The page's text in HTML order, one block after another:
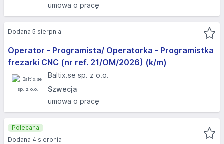
umowa o pracę
Operator - Programista/ Operatorka - Programistka
frezarki CNC (nr ref. 21/OM/2026) (k/m)
Baltix.se sp. z o.o.
Szwecja
umowa o pracę
Dodana 5 sierpnia
Polecana
Dodana 4 sierpnia